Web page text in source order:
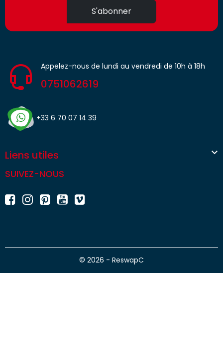
S'abonner
Appelez-nous de lundi au vendredi de 10h à 18h
0751062619
+33 6 70 07 14 39
Liens utiles 
SUIVEZ-NOUS
© 2026 - ReswapC